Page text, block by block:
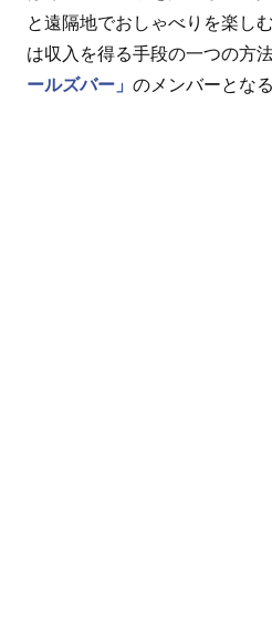
と遠隔地でおしゃべりを楽し
は収入を得る手段の一つの方法
ールズバー」 のメンバーとな